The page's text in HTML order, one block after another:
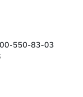
550-83-03